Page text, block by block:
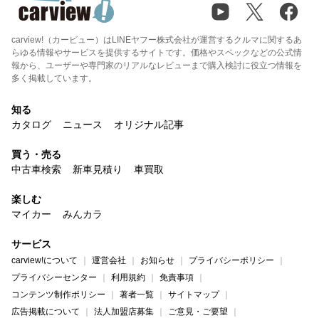
carview!（カービュー）はLINEヤフー株式会社が運営するクルマに関するあ
らゆる情報やサービスを提供するサイトです。価格やスペックなどの公式情
報から、ユーザーや専門家のリアルなレビューまで購入検討に役立つ情報を
多く掲載しています。
知る
カタログ
ニュース オリジナル記事
買う・売る
中古車検索
新車見積り 車買取
楽しむ
マイカー
みんカラ
サービス
carview!について 運営会社 お知らせ
プライバシーポリシー
プライバシーセンター
利用規約
免責事項
コンテンツ制作ポリシー
著者一覧
サイトマップ
広告掲載について
法人加盟店募集 ご意見・ご要望